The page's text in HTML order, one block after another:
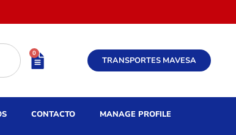
0
TRANSPORTES MAVESA
CONTACTO MANAGE PROFILE